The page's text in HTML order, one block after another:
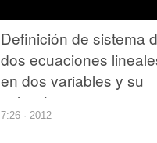
Definición de sistema
dos ecuaciones
en dos variables y su
solución
7:26 · 2012